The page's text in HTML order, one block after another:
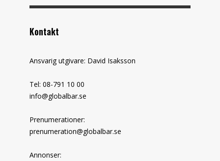
Kontakt
Ansvarig utgivare: David Isaksson
Tel: 08-791 10 00
info@globalbar.se
Prenumerationer:
prenumeration@globalbar.se
Annonser: